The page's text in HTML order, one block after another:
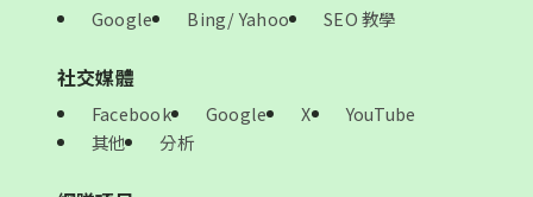
Google Bing/ Yahoo SEO 教學
社交媒體
Facebook Google X
YouTube
其他
分析